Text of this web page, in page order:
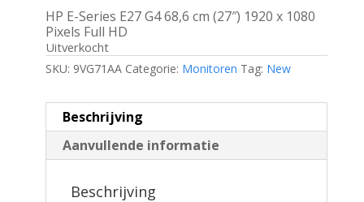
HP E-Series E27 G4 68,6 cm (27″) 1920 x 1080
Pixels Full HD
Uitverkocht
SKU: 9VG71AA Categorie: Monitoren Tag: New
Beschrijving
Aanvullende informatie
Beschrijving